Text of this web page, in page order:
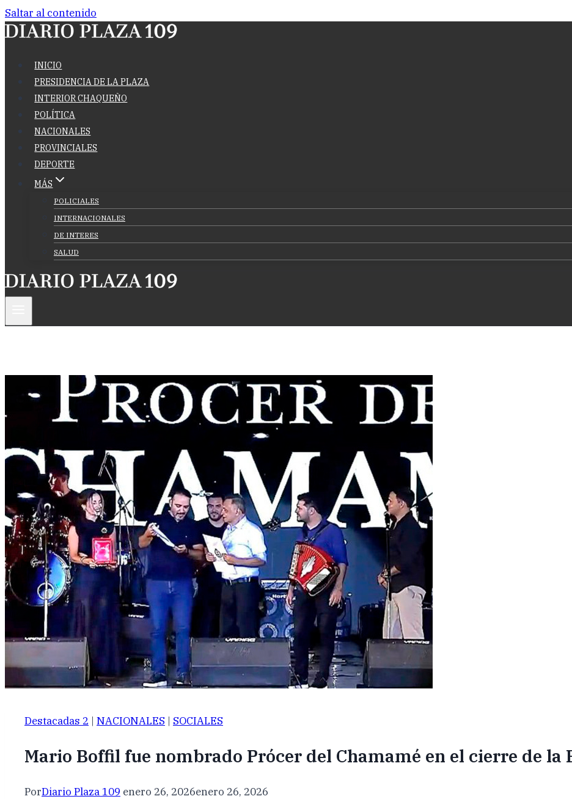
Saltar al contenido
INICIO
PRESIDENCIA DE LA PLAZA
INTERIOR CHAQUEÑO
POLÍTICA
NACIONALES
PROVINCIALES
DEPORTE
MÁS
POLICIALES
INTERNACIONALES
DE INTERES
SALUD
Destacadas 2 | NACIONALES | SOCIALES
Mario Boffil fue nombrado Prócer del Chamamé en el cierre de la
PorDiario Plaza 109 enero 26, 2026enero 26, 2026